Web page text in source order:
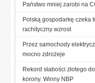
Państwo mniej zarobi na
Polską gospodarkę czeka
rachityczny wzrost
Przez samochody
mocno zdrożeje
Rekord słabości złotego
korony. Winny NBP